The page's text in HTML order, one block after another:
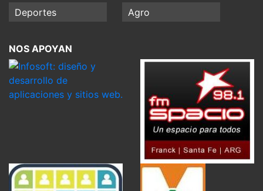
Deportes Agro
NOS APOYAN